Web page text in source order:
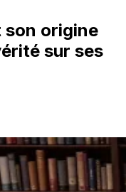
son origine
sur ses